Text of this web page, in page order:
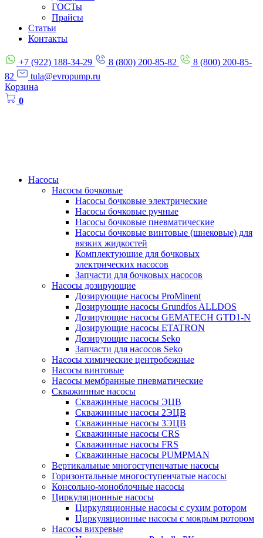
ГОСТы
Прайсы
Статьи
Контакты
+7 (922) 188-34-29 8 (800) 200-85-82
8 (800) 200-85-
82
tula@evropump.ru
Корзина
0
Насосы
Насосы бочковые
Насосы бочковые электрические
Насосы бочковые ручные
Насосы бочковые пневматические
Насосы бочковые винтовые (шнековые) для
вязких жидкостей
Комплектующие для бочковых
электрических насосов
Запчасти для бочковых насосов
Насосы дозирующие
Дозирующие насосы ProMinent
Дозирующие насосы Grundfos ALLDOS
Дозирующие насосы GEMATECH GTD1-N
Дозирующие насосы ETATRON
Дозирующие насосы Seko
Запчасти для насосов Seko
Насосы химические центробежные
Насосы винтовые
Насосы мембранные пневматические
Скважинные насосы
Скважинные насосы ЭЦВ
Скважинные насосы 2ЭЦВ
Скважинные насосы 3ЭЦВ
Скважинные насосы CRS
Скважинные насосы FRS
Скважинные насосы PUMPMAN
Вертикальные многоступенчатые насосы
Горизонтальные многоступенчатые насосы
Консольно-моноблочные насосы
Циркуляционные насосы
Циркуляционные насосы с сухим ротором
Циркуляционные насосы с мокрым ротором
Насосы вихревые